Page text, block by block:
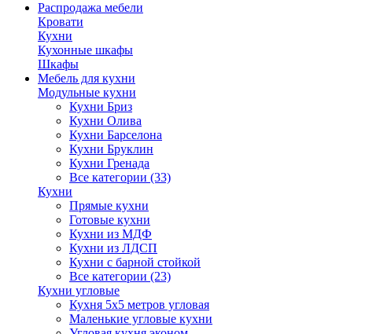
Распродажа мебели
Кровати
Кухни
Кухонные шкафы
Шкафы
Мебель для кухни
Модульные кухни
Кухни Бриз
Кухни Олива
Кухни Барселона
Кухни Бруклин
Кухни Гренада
Все категории (33)
Кухни
Прямые кухни
Готовые кухни
Кухни из МДФ
Кухни из ЛДСП
Кухни с барной стойкой
Все категории (23)
Кухни угловые
Кухня 5х5 метров угловая
Маленькие угловые кухни